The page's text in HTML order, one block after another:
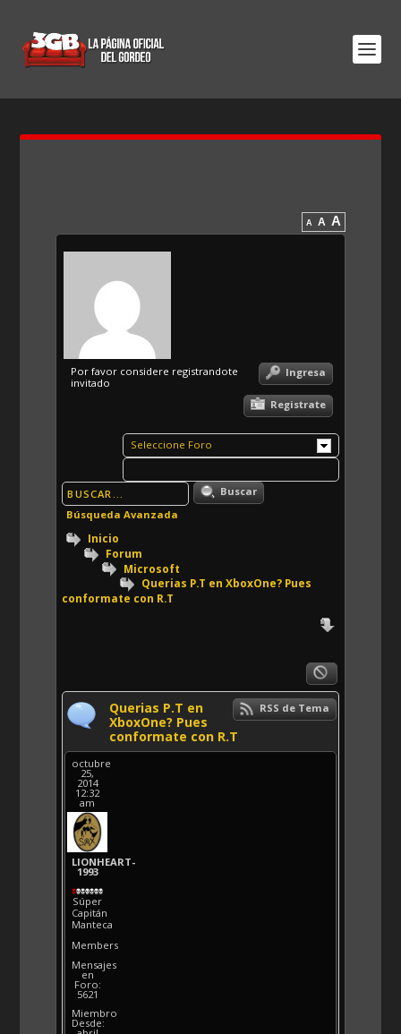
A A A
Por favor considere registrandote
invitado
Ingresa
Registrate
Seleccione Foro
Buscar
Búsqueda Avanzada
Inicio
Forum
Microsoft
Querias P.T en XboxOne? Pues
conformate con R.T
RSS de Tema
Querias P.T en
XboxOne? Pues
conformate con R.T
octubre
25,
2014
12:32
am
LIONHEART-
1993
Súper
Capitán
Manteca
Members
Mensajes
en
Foro:
5621
Miembro
Desde: